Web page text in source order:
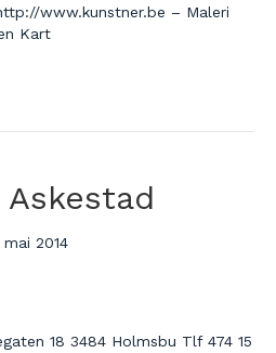
www.kunstner.be – Maleri
Kart
2014
18 3484 Holmsbu Tlf 474 15